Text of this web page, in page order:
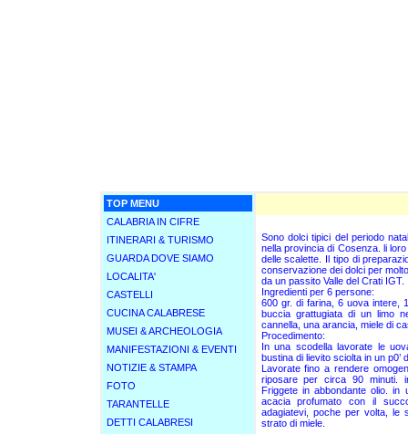
TOP MENU
CALABRIA IN CIFRE
ITINERARI & TURISMO
GUARDA DOVE SIAMO
LOCALITA'
CASTELLI
CUCINA CALABRESE
MUSEI & ARCHEOLOGIA
MANIFESTAZIONI & EVENTI
NOTIZIE & STAMPA
FOTO
TARANTELLE
DETTI CALABRESI
Sono dolci tipici del periodo
nella provincia di Cosenza. li
delle scalette. Il tipo di
conservazione dei dolci per
da un passito Valle del Crati IGT.
Ingredienti per 6 persone:
600 gr. di farina, 6 uova intere,
buccia grattugiata di un limo
cannella, una arancia, miele di
Procedimento:
In una scodella lavorate le
bustina di lievito sciolta in un p0’
Lavorate fino a rendere
riposare per circa 90 minuti.
Friggete in abbondante olio. in
acacia profumato con il
adagiatevi, poche per volta, le
strato di miele.